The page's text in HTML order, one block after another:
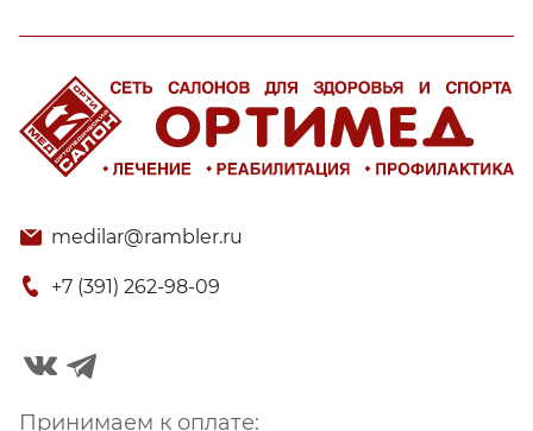
medilar@rambler.ru
+7 (391) 262-98-09
Принимаем к оплате: